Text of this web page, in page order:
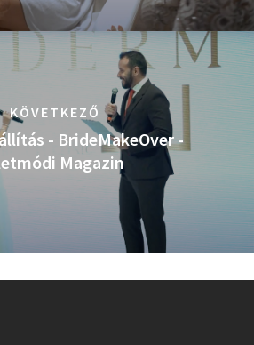
KÖVETKEZŐ
- BrideMakeOver -
Magazin